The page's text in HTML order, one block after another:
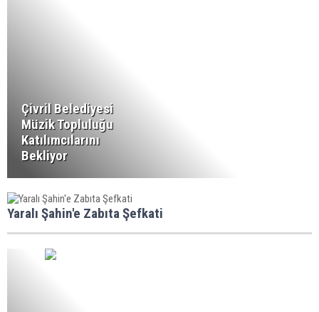
Çivril Belediyesi
Müzik Topluluğu
Katılımcılarını
Bekliyor
Yaralı Şahin'e Zabıta Şefkati